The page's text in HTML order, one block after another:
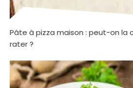
Pâte à pizza maison : peut-on la
rater ?